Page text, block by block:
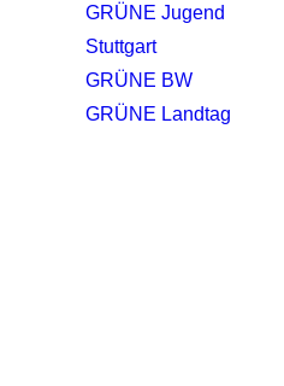
GRÜNE Jugend
Stuttgart
GRÜNE BW
GRÜNE Landtag